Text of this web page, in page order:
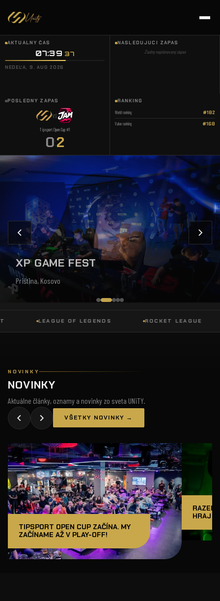
AKTUÁLNY ČAS
07:39 37
NEDEĽA, 9. AUG 2026
NASLEDUJÚCI ZÁPAS
Žiadny naplánovaný zápas
POSLEDNÝ ZÁPAS
VS
Tipsport Open Cup #1
0:2
RANKING
World ranking #182
Valve ranking #168
XP GAME FEST
Priština, Kosovo
LEAGUE OF LEGENDS ROCKET LEAGUE
NOVINKY
NOVINKY
Aktuálne články, oznamy a novinky zo sveta UNiTY.
VŠETKY NOVINKY →
TIPSPORT OPEN CUP ZAČÍNA. MY
ZAČÍNAME AŽ V PLAY-OFF!
RAZER
HRAJ